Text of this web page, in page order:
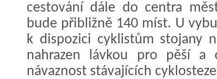
cestování dále do centra
bude přibližně 140 míst. U
k dispozici cyklistům stojany
nahrazen lávkou pro pěší a
návaznost stávajících